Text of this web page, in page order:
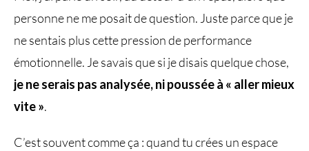
personne ne me posait de question. Juste parce que je
ne sentais plus cette pression de performance
émotionnelle. Je savais que si je disais quelque chose,
je ne serais pas analysée, ni poussée à « aller mieux
vite ».
C’est souvent comme ça : quand tu crées un espace